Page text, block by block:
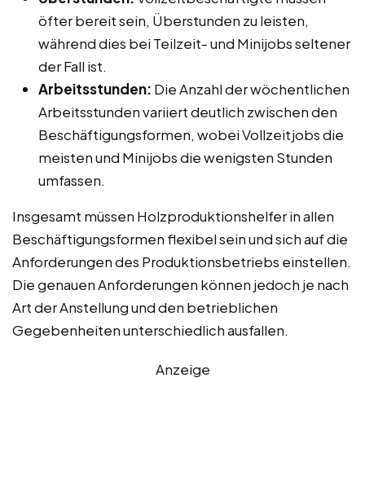
öfter bereit sein, Überstunden zu leisten,
während dies bei Teilzeit- und Minijobs seltener
der Fall ist.
Arbeitsstunden: Die Anzahl der wöchentlichen
Arbeitsstunden variiert deutlich zwischen den
Beschäftigungsformen, wobei Vollzeitjobs die
meisten und Minijobs die wenigsten Stunden
umfassen.
Insgesamt müssen Holzproduktionshelfer in allen
Beschäftigungsformen flexibel sein und sich auf die
Anforderungen des Produktionsbetriebs einstellen.
Die genauen Anforderungen können jedoch je nach
Art der Anstellung und den betrieblichen
Gegebenheiten unterschiedlich ausfallen.
Anzeige